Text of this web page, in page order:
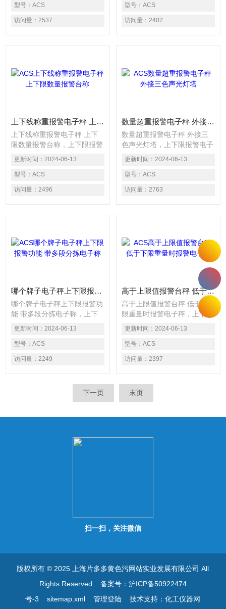
下限判别或重量分级选择，广
泛应用于制药、食品、保健
品、日化、电池、轻工等行业
产线中重量不合格的产品，产
品重量超出上限设定值时声光
型号： ACS
访问量： 2537
下限判别或重量分级选择，广
泛应用于制药、食品、保健
品、日化、电池、轻工等行业
产线中重量不合格的产品，产
品重量超出上限设定值时声光
型号： ACS
访问量： 2402
上下线称重报警电子秤 上下限数量报警台称
上下线称重报警电子秤 上下
限数量报警台称，上下限报警
电子秤主要用于各种自动化包
装流水线上自动重量检测、上
下限判别或重量分级选择，广
泛应用于制药、食品、保健
品、日化、电池、轻工等行业
产线中重量不合格的产品，产
品重量超出上限设定值时声光
更新时间： 2024-06-13
型号： ACS
访问量： 2496
数量超重报警电子秤 外接三色声光灯塔
数量超重报警电子秤 外接三
色声光灯塔，上下限报警电子
秤主要用于各种自动化包装流
水线上自动重量检测、上下限
判别或重量分级选择，广泛应
用于制药、食品、保健品、日
化、电池、轻工等行业的在线
重量不合格的产品，产品重量
超出上限设定值时声光报警，
更新时间： 2024-06-13
型号： ACS
访问量： 2763
哪个牌子电子秤上下限报警功能 带多段分拣电子称
哪个牌子电子秤上下限报警功
能 带多段分拣电子称，上下
限报警电子秤主要用于各种自
动化包装流水线上自动重量检
测、上下限判别或重量分级选
择，广泛应用于制药、食品、
保健品、日化、电池、轻工等
用。电子称以高速度之动态重
量读取方式检出生产线上的产
更新时间： 2024-06-13
型号： ACS
访问量： 2249
高于上限值报警台秤 低于下限重量时报警电子秤
高于上限值报警台秤 低于下
限重量时报警电子秤，上下限
报警电子秤主要用于各种自动
化包装流水线上自动重量检
测、上下限判别或重量分级选
择，广泛应用于制药、食品、
保健品、日化、电池、轻工等
用。电子称以高速度之动态重
量读取方式检出生产线上的产
更新时间： 2024-06-13
型号： ACS
访问量： 2397
下一页 末页
扫一扫，关注微信
版权所有 © 2025 上海片多多黄色污网站实业发展有限公司 All
Rights Reserved 备案号：沪ICP备50922474
号-3
sitemap.xml 管理登陆 技术支持：化工仪器网